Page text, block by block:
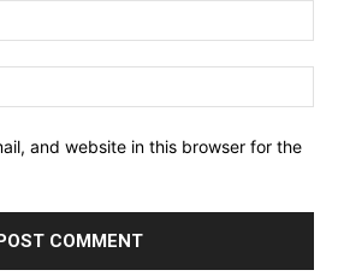
and website in this browser for the